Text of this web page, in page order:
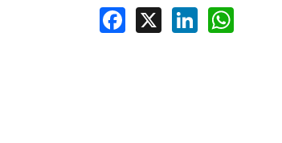
Facebook
X LinkedIn